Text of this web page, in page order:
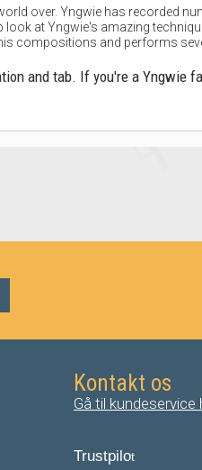
over. Yngwie has recorded
at Yngwie's amazing
compositions and performs
and tab. If you're a Yngwie
Kontakt os
Gå til kundeservice
Trustpilot